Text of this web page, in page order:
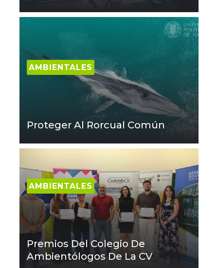
AMBIENTALES
Proteger Al Rorcual Común
AMBIENTALES
Premios Del Colegio De
Ambientólogos De La CV